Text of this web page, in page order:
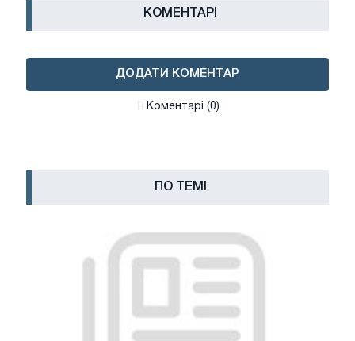
КОМЕНТАРІ
ДОДАТИ КОМЕНТАР
Коментарі (0)
ПО ТЕМІ